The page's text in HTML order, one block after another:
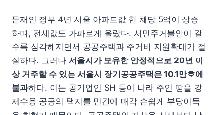
문재인 정부 4년 서울 아파트값 한 채당 5억이 상승
하며, 전세값도 가파르게 올랐다. 서민주거불안이 갈
수록 심각해지면서 공공주택과 주거비 지원확대가 절
실하다. 그러나 서울시가 보유한 안정적으로 20년 이
상 거주할 수 있는 서울시 장기공공주택은 10.1만호에
불과하다. 이는 공기업인 SH 등이 나라 주인 땅을 강
제수용 공공의 택지를 민간에 매각 손쉽게 부당이득